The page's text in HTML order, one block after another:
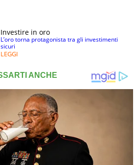
Investire in oro
L’oro torna protagonista tra gli investimenti
sicuri
LEGGI